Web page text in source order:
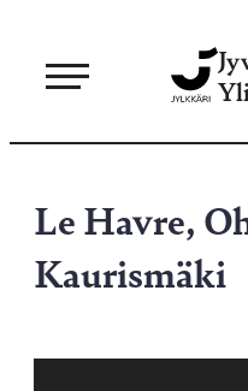
sisältöön
Le Havre,
Kaurismäki